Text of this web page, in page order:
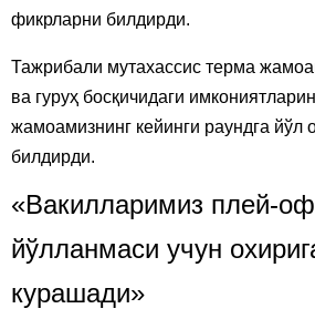
фикрларни билдирди.
Тажрибали мутахассис терма
ва гуруҳ босқичидаги
жамоамизнинг кейинги раундга йўл
билдирди.
«Вакилларимиз плей-
йўлланмаси учун
курашади»